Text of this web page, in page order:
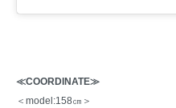
≪COORDINATE≫
＜model:158㎝＞